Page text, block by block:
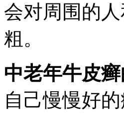
会对周围的
粗。
中老年牛皮
自己慢慢好